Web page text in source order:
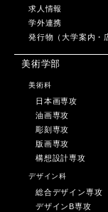
求人情報
学外連携
発行物（大学案内・
美術学部
美術科
日本画専攻
油画専攻
彫刻専攻
版画専攻
構想設計専攻
デザイン科
総合デザイン専攻
デザインB専攻